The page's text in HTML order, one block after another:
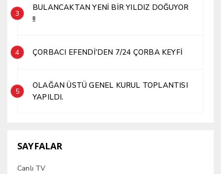
3
BULANCAKTAN YENİ BİR YILDIZ DOĞUYOR
!!
4 ÇORBACI EFENDİ’DEN 7/24 ÇORBA KEYFİ
5
OLAĞAN ÜSTÜ GENEL KURUL TOPLANTISI
YAPILDI.
SAYFALAR
Canlı TV